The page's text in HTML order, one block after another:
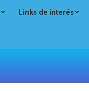
Links de interés